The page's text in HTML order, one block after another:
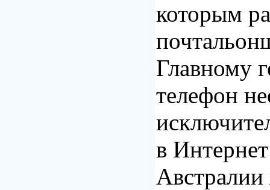
которым
Главному
телефон
в
Австралии